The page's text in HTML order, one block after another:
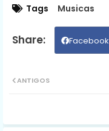
Tags Musicas
Facebook
ANTIGOS